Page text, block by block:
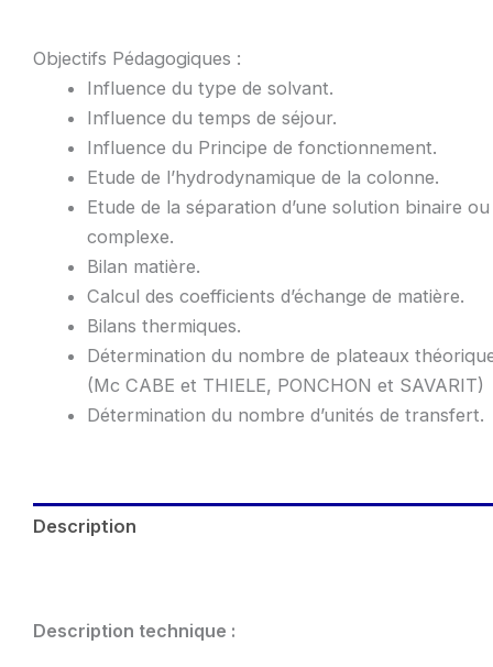
Objectifs Pédagogiques :
Influence du type de solvant.
Influence du temps de séjour.
Influence du Principe de fonctionnement.
Etude de l’hydrodynamique de la colonne.
Etude de la séparation d’une solution binaire ou
complexe.
Bilan matière.
Calcul des coefficients d’échange de matière.
Bilans thermiques.
Détermination du nombre de plateaux
(Mc CABE et THIELE, PONCHON et SAVARIT)
Détermination du nombre d’unités de transfert.
Description
Description technique :